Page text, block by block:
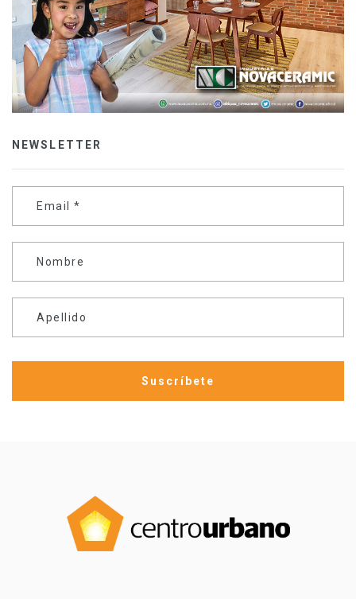
NEWSLETTER
Email *
Nombre
Apellido